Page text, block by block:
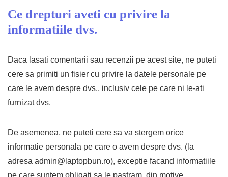
Ce drepturi aveti cu privire la
informatiile dvs.
Daca lasati comentarii sau recenzii pe acest site, ne puteti
cere sa primiti un fisier cu privire la datele personale pe
care le avem despre dvs., inclusiv cele pe care ni le-ati
furnizat dvs.
De asemenea, ne puteti cere sa va stergem orice
informatie personala pe care o avem despre dvs. (la
adresa admin@laptopbun.ro), exceptie facand informatiile
pe care suntem obligati sa le pastram, din motive